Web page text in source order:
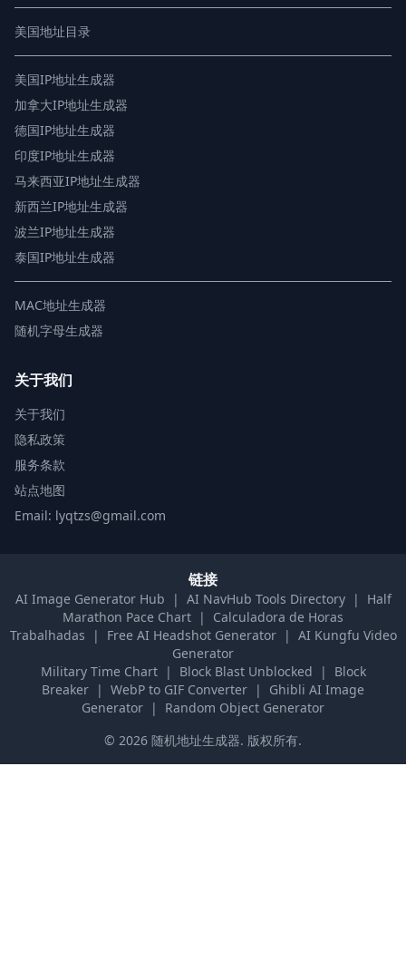
美国地址目录
美国IP地址生成器
加拿大IP地址生成器
德国IP地址生成器
印度IP地址生成器
马来西亚IP地址生成器
新西兰IP地址生成器
波兰IP地址生成器
泰国IP地址生成器
MAC地址生成器
随机字母生成器
关于我们
关于我们
隐私政策
服务条款
站点地图
Email: lyqtzs@gmail.com
链接
AI Image Generator Hub | AI NavHub Tools Directory |
Half
Marathon Pace Chart |
Calculadora de Horas
Trabalhadas
| Free AI Headshot Generator | AI Kungfu Video
Generator
Military Time Chart
| Block Blast Unblocked |
Block
Breaker | WebP to GIF Converter |
Ghibli AI Image
Generator |
Random Object Generator
© 2026 随机地址生成器. 版权所有.